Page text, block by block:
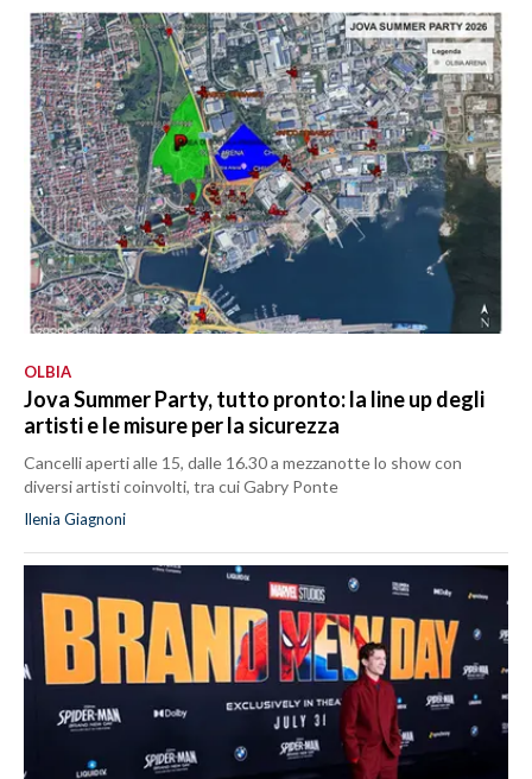
OLBIA
Jova Summer Party, tutto pronto: la line up degli
artisti e le misure per la sicurezza
Cancelli aperti alle 15, dalle 16.30 a mezzanotte lo show con
diversi artisti coinvolti, tra cui Gabry Ponte
Ilenia Giagnoni